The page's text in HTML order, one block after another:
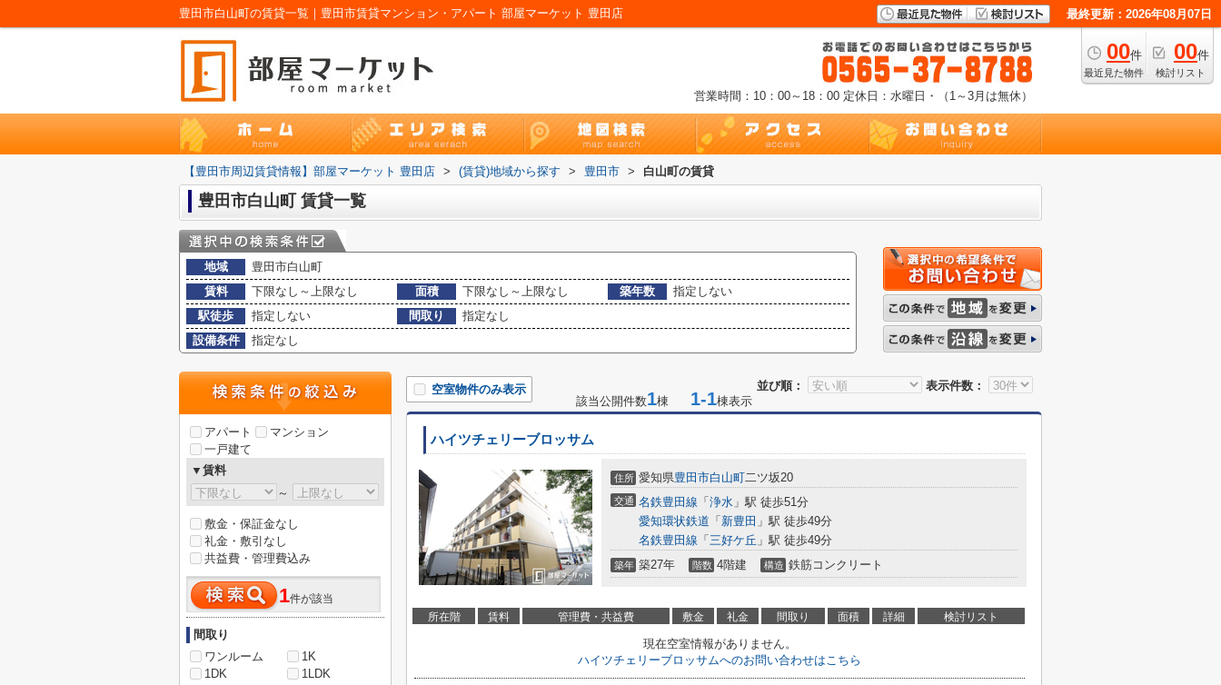
豊田市白山町の賃貸一覧｜豊田市賃貸マンション・アパート 部屋マーケット 豊田店 最終更新：2026年08月07日
00件
最近見た物件
00件
検討リスト
営業時間：10：00～18：00 定休日：水曜日・（1～3月は無休）
【豊田市周辺賃貸情報】部屋マーケット 豊田店 > (賃貸)地域から探す > 豊田市 > 白山町の賃貸
豊田市白山町 賃貸一覧
地域
豊田市白山町
賃料
下限なし～上限なし 面積 下限なし～上限なし 築年数
指定しない
駅徒歩
指定しない 間取り
指定なし
設備条件
指定なし
並び順： 表示件数：
空室物件のみ表示
該当公開件数1棟 1-1棟表示
ハイツチェリーブロッサム
住所 愛知県豊田市白山町二ツ坂20
交通 名鉄豊田線 「 浄水 」駅 徒歩51分
愛知環状鉄道 「 新豊田 」駅 徒歩49分
名鉄豊田線 「 三好ケ丘 」駅 徒歩49分
築年 築27年 階数 4階建 構造 鉄筋コンクリート
所在階 賃料 管理費・共益費 敷金 礼金 間取り 面積 詳細 検討リスト
現在空室情報がありません。
ハイツチェリーブロッサムへのお問い合わせはこちら
アパート
マンション
一戸建て
▼賃料
～
敷金・保証金なし
礼金・敷引なし
共益費・管理費込み
1件が該当
間取り
ワンルーム
1K
1DK
1LDK